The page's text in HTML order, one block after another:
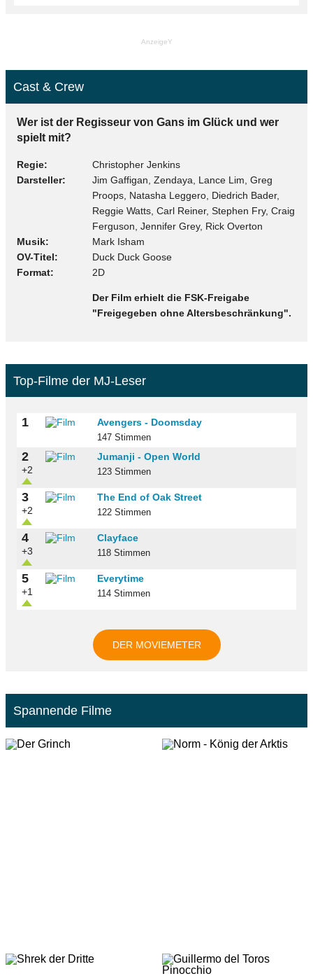
AnzeigeY
Cast & Crew
Wer ist der Regisseur von Gans im Glück und wer
spielt mit?
Regie
Christopher Jenkins
Darsteller
Jim Gaffigan, Zendaya, Lance Lim, Greg
Proops, Natasha Leggero, Diedrich Bader,
Reggie Watts, Carl Reiner, Stephen Fry, Craig
Ferguson, Jennifer Grey, Rick Overton
Musik
Mark Isham
OV-Titel
Duck Duck Goose
Format
2D
Der Film erhielt die FSK-Freigabe
"Freigegeben ohne Altersbeschränkung".
Top-Filme der MJ-Leser
1 Avengers - Doomsday
147 Stimmen
2
+2
Jumanji - Open World
123 Stimmen
3
+2
The End of Oak Street
122 Stimmen
4
+3
Clayface
118 Stimmen
5
+1
Everytime
114 Stimmen
DER MOVIEMETER
Spannende Filme